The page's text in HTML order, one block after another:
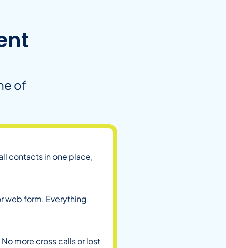
of
contacts in one place,
web form. Everything
more cross calls or lost